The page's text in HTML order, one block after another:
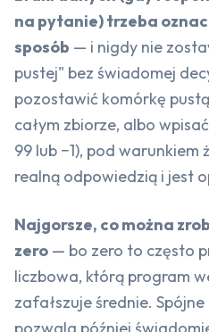
na pytanie) trzeba
sposób — i nigdy nie
pustej" bez świadomej
pozostawić komórkę
całym zbiorze, albo
99 lub −1), pod warunkiem
realną odpowiedzią i jest
Najgorsze, co można
zero — bo zero to często
liczbowa, którą program
zafałszuje średnie.